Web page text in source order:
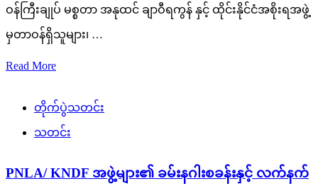
ဝန်ကြီးချုပ် မစ္စတာ အနုထင် ချာဝီရကွန် နှင့် ထိုင်းနိုင်ငံအစိုးရအဖွဲ့
မှတာဝန်ရှိသူများ၊ …
Read More
တိုက်ပွဲသတင်း
သတင်း
PNLA/ KNDF အဖွဲ့များ၏ ခမ်းနဂါးစခန်းနှင့် လက်နက်